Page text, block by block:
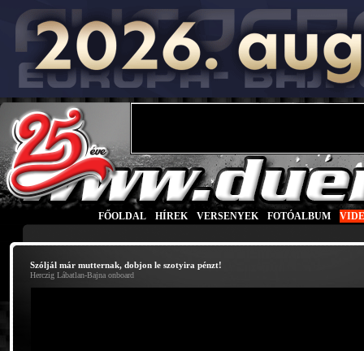
FŐOLDAL HÍREK VERSENYEK FOTÓALBUM
Szóljál már mutternak, dobjon le szotyira pénzt!
Herczig Lábatlan-Bajna onboard